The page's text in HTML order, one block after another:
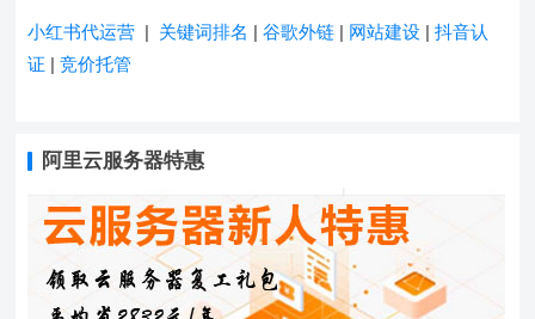
小红书代运营 | 关键词排名 |谷歌外链 | 网站建设 |抖音认
证 |竞价托管
阿里云服务器特惠